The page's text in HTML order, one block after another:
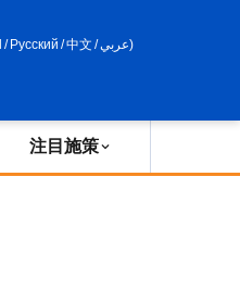
/ Русский /中文 /عربي)
注目施策